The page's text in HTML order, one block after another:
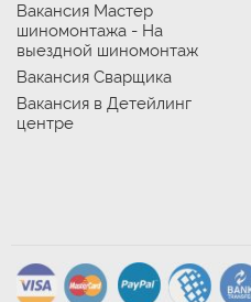
Вакансия Мастер
шиномонтажа - На
выездной шиномонтаж
Вакансия Сварщика
Вакансия в Детейлинг
центре